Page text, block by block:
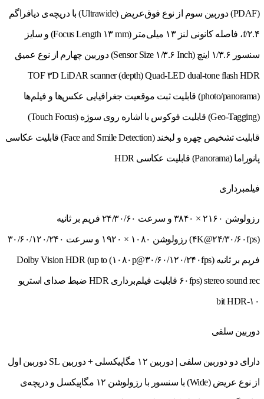
(PDAF) دوربین سوم از نوع فوق‌عریض (Ultrawide) با دریچه‌ی دیافراگم
f/۲.۴، فاصله کانونی لنز ۱۳ میلی‌متر (Focus Length ۱۳ mm) و سایز
سنسور ۱/۳.۶ اینچ (Sensor Size ۱/۳.۶ Inch) دوربین چهارم از نوع عمیق
TOF ۳D LiDAR scanner (depth) Quad-LED dual-tone flash HDR
(photo/panorama) قابلیت ثبت موقعیت جغرافیایی عکس‌ها و فیلم‌ها
(Geo-Tagging) قابلیت فوکوس با اشاره روی سوژه (Touch Focus)
قابلیت تشخیص چهره و لبخند (Face and Smile Detection) قابلیت عکاسی
پانوراما (Panorama) قابلیت عکاسی HDR
فیلمبرداری
رزولوشن ۲۱۶۰ × ۳۸۴۰ و سرعت ۲۴/۳۰/۶۰ فریم بر ثانیه
(۴K@۲۴/۳۰/۶۰fps) رزولوشن ۱۰۸۰ × ۱۹۲۰ و سرعت ۳۰/۶۰/۱۲۰/۲۴۰
فریم بر ثانیه (۱۰۸۰p@۳۰/۶۰/۱۲۰/۲۴۰fps) Dolby Vision HDR (up to
۶۰fps) stereo sound rec قابلیت فیلم‌برداری HDR ضبط صدای استریو
۱۰‑bit HDR
دوربین سلفی
دارای دو دوربین سلفی | دوربین ۱۲ مگاپیکسلی + دوربین SL دوربین اول
از نوع عریض (Wide) با سنسور با رزولوشن ۱۲ مگاپیکسل و دریچه‌ی